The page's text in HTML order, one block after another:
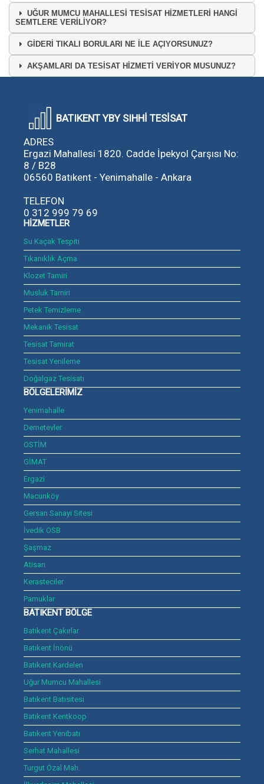
UĞUR MUMCU MAHALLESİ TESİSAT HİZMETLERİ HANGİ
SEMTLERE VERİLİYOR?
GİDERİ TIKALI BORULARI NE İLE AÇIYORSUNUZ?
AKŞAMLARI DA TESİSAT HİZMETİ VERİYOR MUSUNUZ?
BATIKENT YBY SIHHİ TESİSAT
ADRES
Ergazi Mahallesi 1820. Cadde İpekyol Çarşısı No:
8 / B28
06560 Batıkent - Yenimahalle - Ankara
TELEFON
0 312 999 79 69
HİZMETLER
Su Kaçak Tespiti
Tıkanıklık Açma
Klozet Tamiri
Musluk Tamiri
Petek Temizleme
Mekanik Tesisat
Tesisat Tamirat
Tesisat Yenileme
Doğalgaz Tesisatı
BÖLGELERİMİZ
Yenimahalle
Demetevler
OSTİM
GİMAT
Ergazi
Macunköy
Gersan Sanayi Sitesi
İvedik OSB
Şaşmaz
Atisan
Kerasteciler
Pamuklar
BATIKENT BÖLGE
Batıkent Çakırlar
Batıkent İnönü
Batıkent Kardelen
Uğur Mumcu Mahallesi
Batıkent Batısitesi
Batıkent Kentkoop
Batıkent Yenibatı
Serhat Mahallesi
Turgut Özal Mah.